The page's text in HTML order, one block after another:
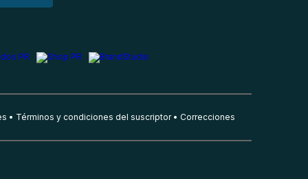
Términos y condiciones del suscriptor Correcciones